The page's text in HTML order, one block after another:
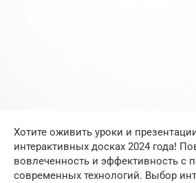
Хотите оживить уроки и
интерактивных досках 2024 года!
вовлеченность и эффективность с
современных технологий. Выбор